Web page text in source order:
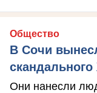
Общество
В Сочи
Они нанесли